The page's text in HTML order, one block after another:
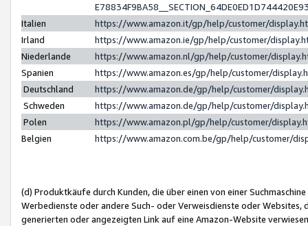
Italien
https://www.amazon.it/gp/help/customer/
Irland
https://www.amazon.ie/gp/help/customer/
Niederlande
https://www.amazon.nl/gp/help/customer/
Spanien
https://www.amazon.es/gp/help/customer/
Deutschland
https://www.amazon.de/gp/help/customer/
Schweden
https://www.amazon.de/gp/help/customer/
Polen
https://www.amazon.pl/gp/help/customer/
Belgien
https://www.amazon.com.be/gp/help/customer/
(d) Produktkäufe durch Kunden, die über einen von einer
Werbedienste oder andere Such- oder Verweisdienste oder Websites,
generierten oder angezeigten Link auf eine Amazon-Website